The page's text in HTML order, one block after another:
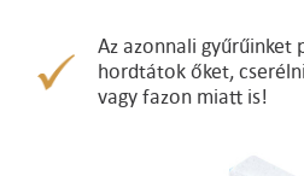
Az azonnali gyűrűinket
hordtátok őket,
vagy fazon miatt is!